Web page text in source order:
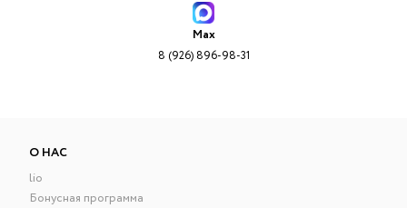
Max
8 (926) 896-98-31
О НАС
lio
Бонусная программа